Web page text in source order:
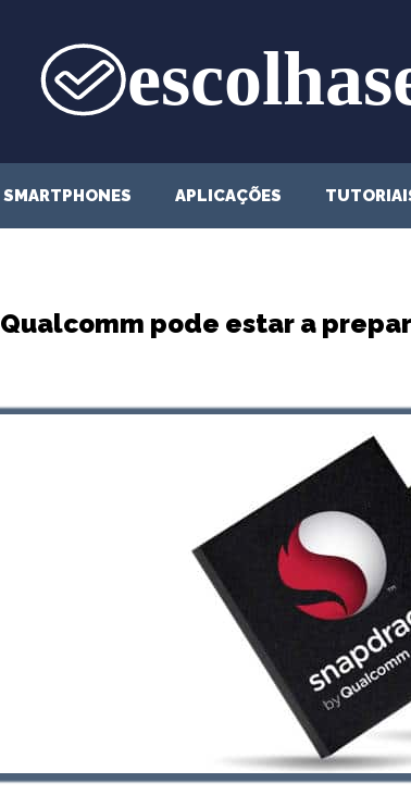
SMARTPHONES APLICAÇÕES
Qualcomm pode estar a